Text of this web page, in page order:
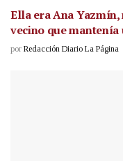
Ella era Ana
vecino que
por Redacción Diario La Página